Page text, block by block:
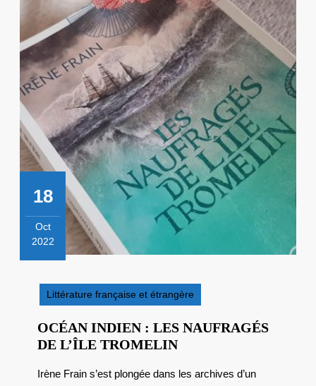
18
Oct
2022
2022
Littérature française et étrangère
OCÉAN INDIEN : LES NAUFRAGÉS
DE L’ÎLE TROMELINOCÉAN
:
Irène Frain s’est plongée dans les archives d’un